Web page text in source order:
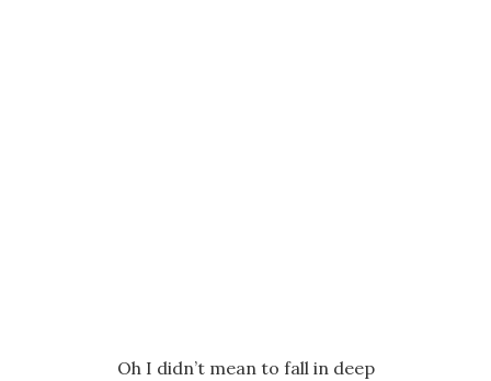
Oh I didn’t mean to fall in deep